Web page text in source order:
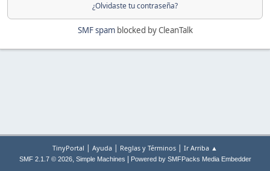
¿Olvidaste tu contraseña?
SMF spamblocked by CleanTalk
TinyPortal | Ayuda | Reglas y Términos | Ir Arriba ▲
SMF 2.1.7 © 2026, Simple Machines Powered by SMFPacks Media Embedder